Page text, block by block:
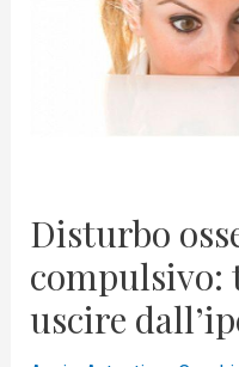
Disturbo
compulsivo:
uscire